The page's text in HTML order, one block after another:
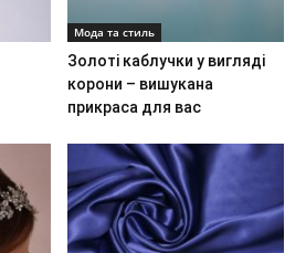
Мода та стиль
Золоті каблучки у вигляді
корони – вишукана
прикраса для вас